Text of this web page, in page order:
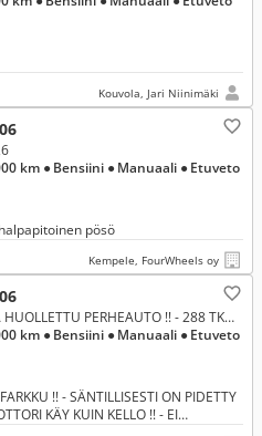
Kouvola, Jari Niinimäki
km ● Bensiini ● Manuaali ● Etuveto
pösö
Kempele, FourWheels oy
1,4, NÄTTI JA HUOLLETTU PERHEAUTO !! - 288 TKM / 100% HUOLLETTU !! - SEUR.KATS. 3 / -27 !! - SVEA-RAHOITUS !!
km ● Bensiini ● Manuaali ● Etuveto
!! - SÄNTILLISESTI ON PIDETTY
KÄY KUIN KELLO !! - EI